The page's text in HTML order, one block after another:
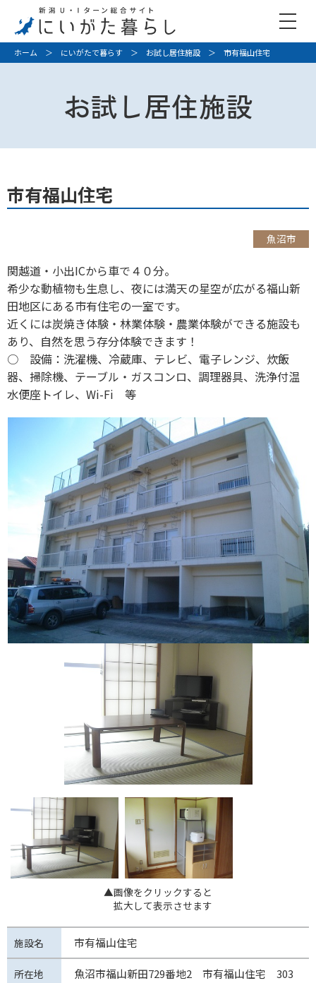
ホーム ＞ にいがたで暮らす ＞ お試し居住施設 ＞ 市有福山住宅
お試し居住施設
市有福山住宅
魚沼市
関越道・小出ICから車で４０分。
希少な動植物も生息し、夜には満天の星空が広がる福山新
田地区にある市有住宅の一室です。
近くには炭焼き体験・林業体験・農業体験ができる施設も
あり、自然を思う存分体験できます！
○ 設備：洗濯機、冷蔵庫、テレビ、電子レンジ、炊飯
器、掃除機、テーブル・ガスコンロ、調理器具、洗浄付温
水便座トイレ、Wi-Fi 等
▲画像をクリックすると
拡大して表示させます
施設名 市有福山住宅
所在地
魚沼市福山新田729番地2 市有福山住宅 303